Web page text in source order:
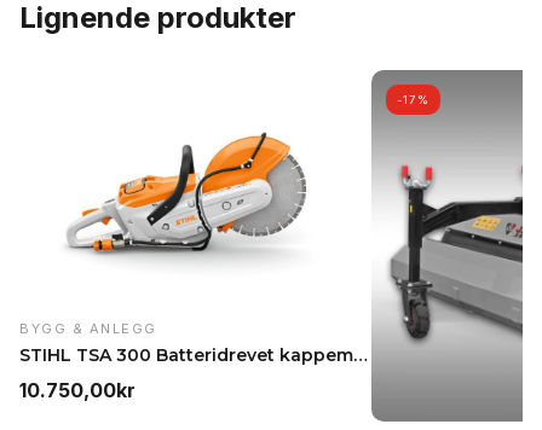
Lignende produkter
BYGG & ANLEGG
STIHL TSA 300 Batteridrevet kappemaskin – 3 kW, 11…
10.750,00kr
-17%